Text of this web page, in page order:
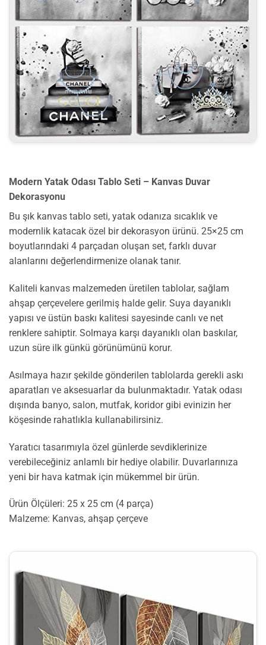
Modern Yatak Odası Tablo Seti – Kanvas Duvar
Dekorasyonu
Bu şık kanvas tablo seti, yatak odanıza sıcaklık ve
modernlik katacak özel bir dekorasyon ürünü. 25×25 cm
boyutlarındaki 4 parçadan oluşan set, farklı duvar
alanlarını değerlendirmenize olanak tanır.
Kaliteli kanvas malzemeden üretilen tablolar, sağlam
ahşap çerçevelere gerilmiş halde gelir. Suya dayanıklı
yapısı ve üstün baskı kalitesi sayesinde canlı ve net
renklere sahiptir. Solmaya karşı dayanıklı olan baskılar,
uzun süre ilk günkü görünümünü korur.
Asılmaya hazır şekilde gönderilen tablolarda gerekli askı
aparatları ve aksesuarlar da bulunmaktadır. Yatak odası
dışında banyo, salon, mutfak, koridor gibi evinizin her
köşesinde rahatlıkla kullanabilirsiniz.
Yaratıcı tasarımıyla özel günlerde sevdiklerinize
verebileceğiniz anlamlı bir hediye olabilir. Duvarlarınıza
yeni bir hava katmak için mükemmel bir ürün.
Ürün Ölçüleri: 25 x 25 cm (4 parça)
Malzeme: Kanvas, ahşap çerçeve